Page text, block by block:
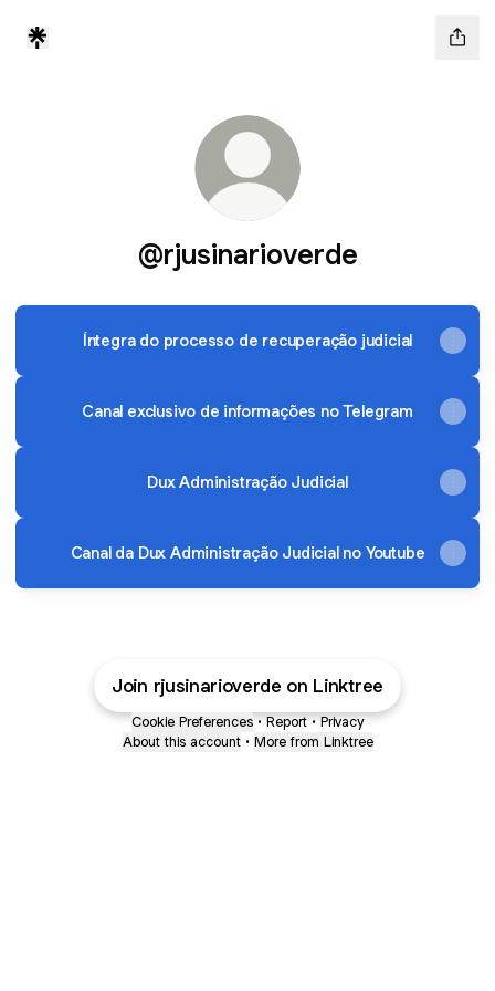
@rjusinarioverde
Íntegra do processo de recuperação judicial
Canal exclusivo de informações no Telegram
Dux Administração Judicial
Canal da Dux Administração Judicial no Youtube
Join rjusinarioverde on Linktree
Cookie Preferences • Report • Privacy
About this account • More from Linktree